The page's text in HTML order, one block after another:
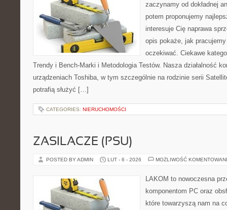
zaczynamy od dokładnej
potem proponujemy
interesuje Cię naprawa
opis pokaże, jak
oczekiwać. Ciekawe
Trendy i Bench-Marki i Metodologia Testów. Nasza działalność
urządzeniach Toshiba, w tym szczególnie na rodzinie serii
potrafią służyć […]
CATEGORIES: NIERUCHOMOŚCI
ZASILACZE (PSU)
POSTED BY ADMIN LUT - 6 - 2026 MOŻLIWOŚĆ
LAKOM to nowoczesna
komponentom PC oraz
które towarzyszą nam na